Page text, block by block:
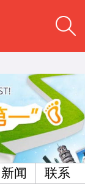
新闻 联系